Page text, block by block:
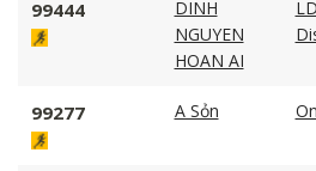
99444
DINH
NGUYEN
HOAN AI
99277 A Sỏn